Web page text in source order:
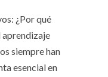
¿Por qué
aprendizaje
siempre han
esencial en